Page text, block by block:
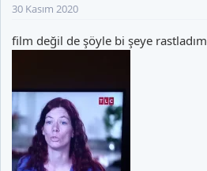
30 Kasım 2020
film değil de şöyle bi şeye rastladım